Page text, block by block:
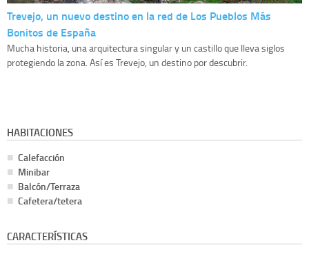
Trevejo, un nuevo destino en la red de Los Pueblos Más
Bonitos de España
Mucha historia, una arquitectura singular y un castillo que lleva siglos
protegiendo la zona. Así es Trevejo, un destino por descubrir.
HABITACIONES
Calefacción
Minibar
Balcón/Terraza
Cafetera/tetera
CARACTERÍSTICAS